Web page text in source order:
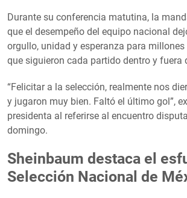
Durante su conferencia matutina, la
que el desempeño del equipo nacional
orgullo, unidad y esperanza para
que siguieron cada partido dentro y fuera
“Felicitar a la selección, realmente nos
y jugaron muy bien. Faltó el último gol”,
presidenta al referirse al encuentro
domingo.
Sheinbaum destaca el
Selección Nacional de